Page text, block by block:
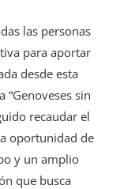
las personas
para aportar
desde esta
sin
recaudar el
oportunidad de
y un amplio
que busca